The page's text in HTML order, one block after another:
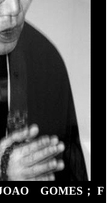
GOMES ； F